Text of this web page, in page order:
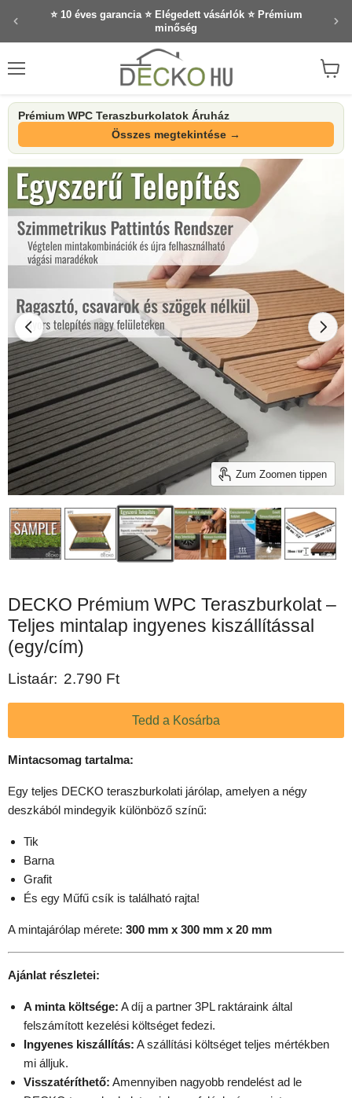
⭐ 10 éves garancia ⭐ Elégedett vásárlók ⭐ Prémium
minőség
Prémium WPC Teraszburkolatok Áruház
Összes megtekintése →
Zum Zoomen tippen
DECKO Prémium WPC Teraszburkolat –
Teljes mintalap ingyenes kiszállítással
(egy/cím)
Listaár: Aktueller Preis
2.790 Ft
Tedd a Kosárba
Mintacsomag tartalma:
Egy teljes DECKO teraszburkolati járólap, amelyen a négy
deszkából mindegyik különböző színű:
Tik
Barna
Grafit
És egy Műfű csík is található rajta!
A mintajárólap mérete: 300 mm x 300 mm x 20 mm
Ajánlat részletei:
A minta költsége: A díj a partner 3PL raktáraink által
felszámított kezelési költséget fedezi.
Ingyenes kiszállítás: A szállítási költséget teljes mértékben
mi álljuk.
Visszatéríthető: Amennyiben nagyobb rendelést ad le